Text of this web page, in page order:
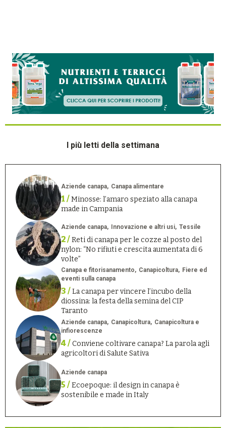
I più letti della settimana
Aziende canapa Canapa alimentare
1 /Minosse: l’amaro speziato alla canapa
made in Campania
Aziende canapa Innovazione e altri usi Tessile
2 /Reti di canapa per le cozze al posto del
nylon: “No rifiuti e crescita aumentata di 6
volte”
Canapa e fitorisanamento Canapicoltura
Fiere ed
eventi sulla canapa
3 /La canapa per vincere l’incubo della
diossina: la festa della semina del CIP
Taranto
Aziende canapa Canapicoltura
Canapicoltura e
infiorescenze
4 /Conviene coltivare canapa? La parola agli
agricoltori di Salute Sativa
Aziende canapa
5 /Ecoepoque: il design in canapa è
sostenibile e made in Italy